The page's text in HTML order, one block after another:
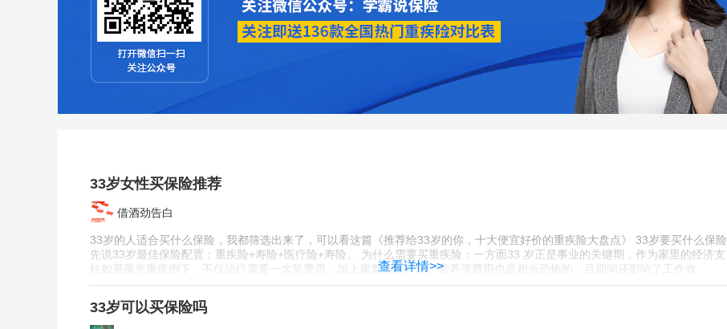
33岁女性买保险推荐
借酒劲告白
查看详情>>
33岁的人适合买什么保险，我都筛选出来了，可以看这篇《推荐给33岁的你，十大便宜好价的重疾险大盘点》 33岁要买什么保险
先说33岁最佳保险配置：重疾险+寿险+医疗险+寿险。 为什么需要买重疾险：一方面33 岁正是事业的关键期，作为家里的经济支
柱如果罹患重疾倒下，不仅治疗需要一大笔费用，加上康复期的护理、营养等费用也是相当恐怖的，且期间还影响了工作收
33岁可以买保险吗